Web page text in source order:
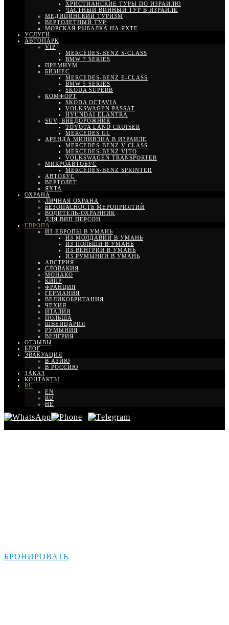
ХРИСТИАНСКИЕ ТУРЫ ПО ИЗРАИЛЮ
ЧАСТНЫЙ ВИННЫЙ ТУР В ИЗРАИЛЕ
МЕДИЦИНСКИЙ ТУРИЗМ
ВЕРТОЛЕТНЫЙ ТУР
МОРСКАЯ РЫБАЛКА НА ЯХТЕ
УСЛУГИ
АВТОПАРК
VIP
MERCEDES-BENZ S-CLASS
BMW 7 SERIES
ПРЕМИУМ
БИЗНЕС
MERCEDES-BENZ E-CLASS
BMW 5 SERIES
SKODA SUPERB
КОМФОРТ
SKODA OCTAVIA
VOLKSWAGEN PASSAT
HYUNDAI ELANTRA
SUV, ВНЕДОРОЖНИК
TOYOTA LAND CRUISER
MERCEDES GL
АРЕНДА МИНИВЭНА В ИЗРАИЛЕ
MERCEDES-BENZ V-CLASS
MERCEDES-BENZ VITO
VOLKSWAGEN TRANSPORTER
МИКРОАВТОБУС
MERCEDES-BENZ SPRINTER
АВТОБУС
ВЕРТОЛЕТ
ЯХТА
ОХРАНА
ЛИЧНАЯ ОХРАНА
БЕЗОПАСНОСТЬ МЕРОПРИЯТИЙ
ВОДИТЕЛЬ-ОХРАННИК
ДЛЯ ВИП ПЕРСОН
ЕВРОПА
ИЗ ЕВРОПЫ В УМАНЬ
ИЗ МОЛДАВИИ В УМАНЬ
ИЗ ПОЛЬШИ В УМАНЬ
ИЗ ВЕНГРИИ В УМАНЬ
ИЗ РУМЫНИИ В УМАНЬ
АВСТРИЯ
СЛОВАКИЯ
МОНАКО
КИПР
ФРАНЦИЯ
ГЕРМАНИЯ
ВЕЛИКОБРИТАНИЯ
ЧЕХИЯ
ИТАЛИЯ
ПОЛЬША
ШВЕЙЦАРИЯ
РУМЫНИЯ
ВЕНГРИЯ
ОТЗЫВЫ
БЛОГ
ЭВАКУАЦИЯ
В АЗИЮ
В РОССИЮ
ЗАКАЗ
КОНТАКТЫ
RU
EN
RU
HE
БРОНИРОВАТЬ